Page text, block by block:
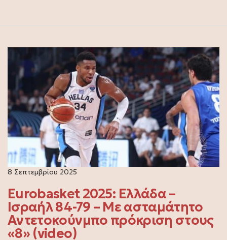
8 Σεπτεμβρίου 2025
Eurobasket 2025: Ελλάδα –
Ισραήλ 84-79 – Με ασταμάτητο
Αντετοκούνμπο πρόκριση στους
«8» (video)